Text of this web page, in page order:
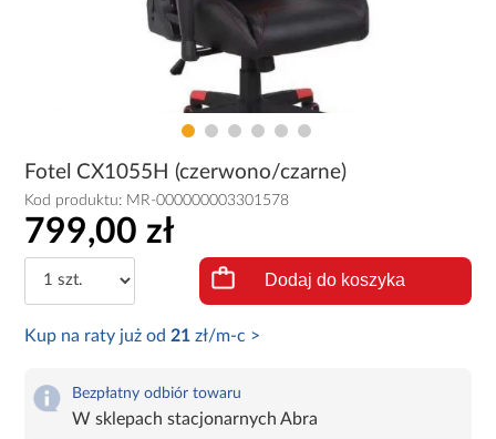
Fotel CX1055H (czerwono/czarne)
Kod produktu: MR-000000003301578
799,00 zł
Dodaj do koszyka
Kup na raty już od 21 zł/m-c >
Bezpłatny odbiór towaru
W sklepach stacjonarnych Abra